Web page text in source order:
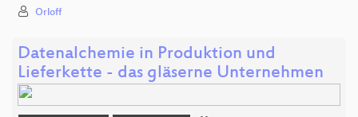
Orloff
Datenalchemie in Produktion und
Lieferkette - das gläserne Unternehmen